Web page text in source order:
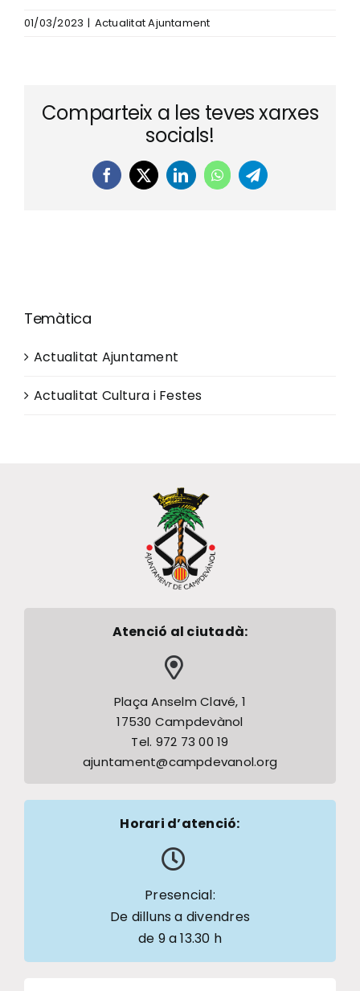
01/03/2023 | Actualitat Ajuntament
Comparteix a les teves xarxes
socials!
Facebook
X LinkedInWhatsAppTelegram
Temàtica
Actualitat Ajuntament
Actualitat Cultura i Festes
Atenció al ciutadà:
Plaça Anselm Clavé, 1
17530 Campdevànol
Tel. 972 73 00 19
ajuntament@campdevanol.org
Horari d’atenció:
Presencial:
De dilluns a divendres
de 9 a 13.30 h